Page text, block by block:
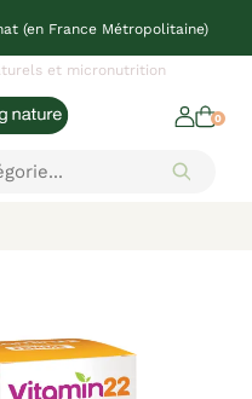
(en France Métropolitaine)
et micronutrition
0